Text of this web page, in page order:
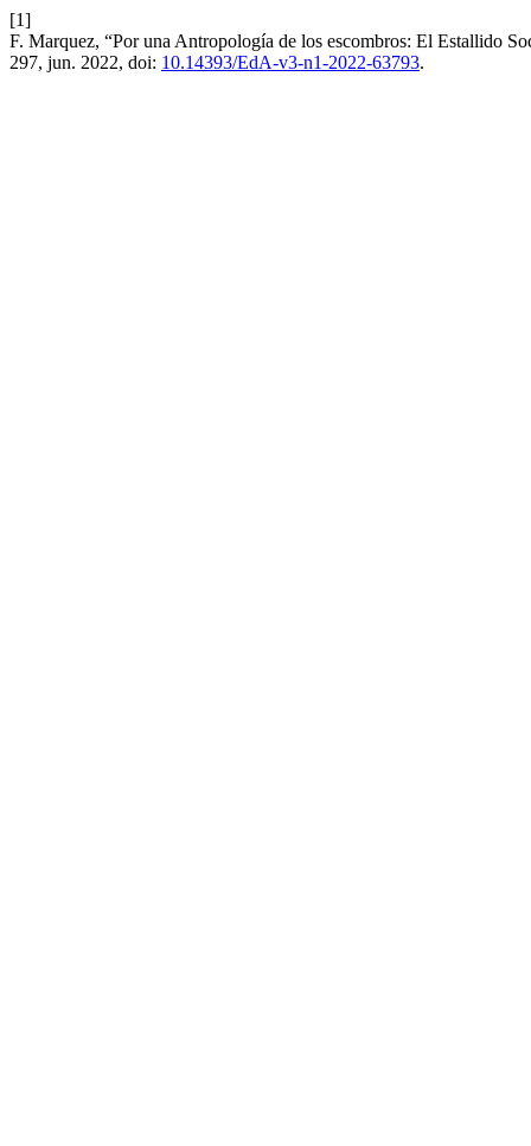
[1]
F. Marquez, “Por una Antropología de los escombros: El Estallido
297, jun. 2022, doi: 10.14393/EdA-v3-n1-2022-63793.